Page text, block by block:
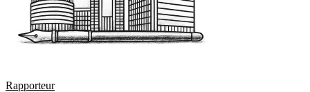
Rapporteur